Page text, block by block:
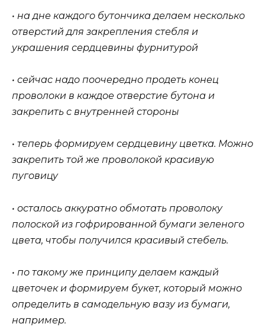
• на дне каждого бутончика делаем несколько
отверстий для закрепления стебля и
украшения сердцевины фурнитурой
• сейчас надо поочередно продеть конец
проволоки в каждое отверстие бутона и
закрепить с внутренней стороны
• теперь формируем сердцевину цветка. Можно
закрепить той же проволокой красивую
пуговицу
• осталось аккуратно обмотать проволоку
полоской из гофрированной бумаги зеленого
цвета, чтобы получился красивый стебель.
• по такому же принципу делаем каждый
цветочек и формируем букет, который можно
определить в самодельную вазу из бумаги,
например.